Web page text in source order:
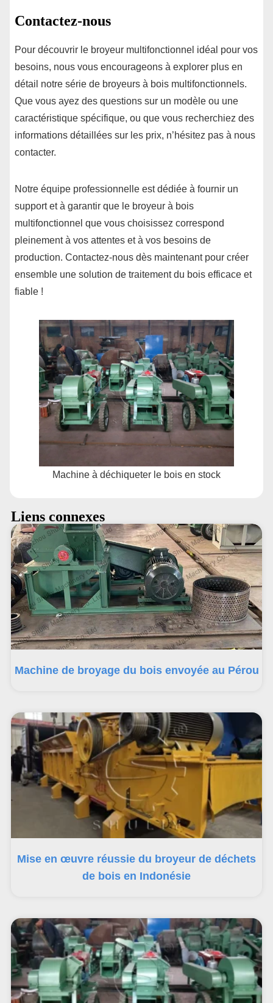
Contactez-nous
Pour découvrir le broyeur multifonctionnel idéal pour vos
besoins, nous vous encourageons à explorer plus en
détail notre série de broyeurs à bois multifonctionnels.
Que vous ayez des questions sur un modèle ou une
caractéristique spécifique, ou que vous recherchiez des
informations détaillées sur les prix, n’hésitez pas à nous
contacter.
Notre équipe professionnelle est dédiée à fournir un
support et à garantir que le broyeur à bois
multifonctionnel que vous choisissez correspond
pleinement à vos attentes et à vos besoins de
production. Contactez-nous dès maintenant pour créer
ensemble une solution de traitement du bois efficace et
fiable !
Machine à déchiqueter le bois en stock
Liens connexes
Machine de broyage du bois envoyée au Pérou
Mise en œuvre réussie du broyeur de déchets
de bois en Indonésie